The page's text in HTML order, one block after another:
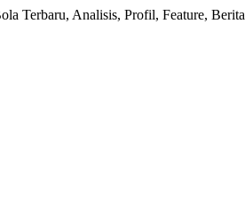
Terbaru, Analisis, Profil, Feature,